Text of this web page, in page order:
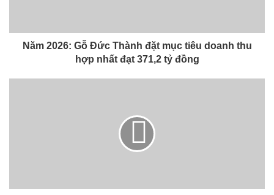
Năm 2026: Gỗ Đức Thành đặt mục tiêu doanh thu
hợp nhất đạt 371,2 tỷ đồng